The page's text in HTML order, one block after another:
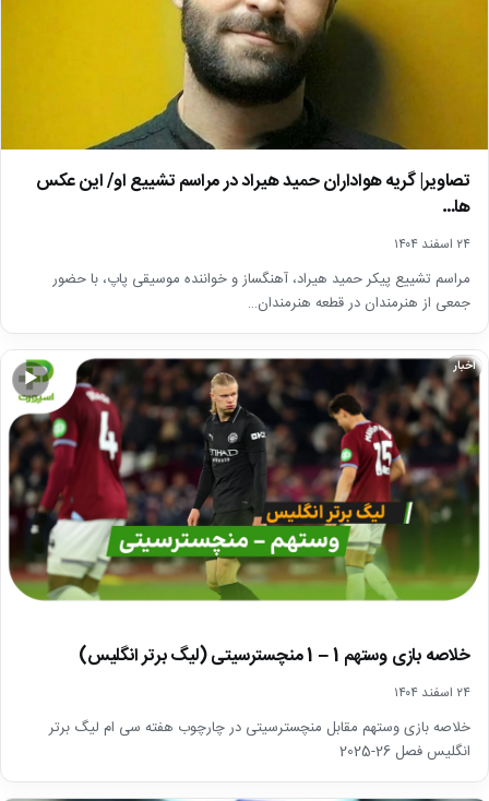
تصاویر| گریه هواداران حمید هیراد در مراسم تشییع او/ این عکس
ها…
۲۴ اسفند ۱۴۰۴
مراسم تشییع پیکر حمید هیراد، آهنگساز و خواننده موسیقی پاپ، با حضور
جمعی از هنرمندان در قطعه هنرمندان…
▶
اخبار
خلاصه بازی وستهم 1 – 1 منچسترسیتی (لیگ برتر انگلیس)
۲۴ اسفند ۱۴۰۴
خلاصه بازی وستهم مقابل منچسترسیتی در چارچوب هفته سی ام لیگ برتر
انگلیس فصل 26-2025